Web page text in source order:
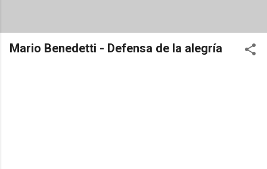
Mario Benedetti - Defensa de la alegría